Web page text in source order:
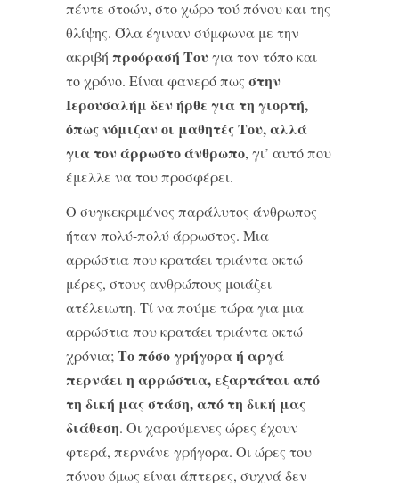
πέντε στοών, στο χώρο τού πόνου και της
θλίψης. Όλα έγιναν σύμφωνα με την
ακριβή προόρασή Τουγια τον τόπο και
το χρόνο. Είναι φανερό πως στην
Ιερουσαλήμ δεν ήρθε για τη γιορτή,
όπως νόμιζαν οι μαθητές Του, αλλά
για τον άρρωστο άνθρωπο, γι’ αυτό που
έμελλε να του προσφέρει.
Ο συγκεκριμένος παράλυτος άνθρωπος
ήταν πολύ-πολύ άρρωστος. Μια
αρρώστια που κρατάει τριάντα οκτώ
μέρες, στους ανθρώπους μοιάζει
ατέλειωτη. Τί να πούμε τώρα για μια
αρρώστια που κρατάει τριάντα οκτώ
χρόνια;Το πόσο γρήγορα ή αργά
περνάει η αρρώστια, εξαρτάται από
τη δική μας στάση, από τη δική μας
διάθεση. Οι χαρούμενες ώρες έχουν
φτερά, περνάνε γρήγορα. Οι ώρες του
πόνου όμως είναι άπτερες, συχνά δεν